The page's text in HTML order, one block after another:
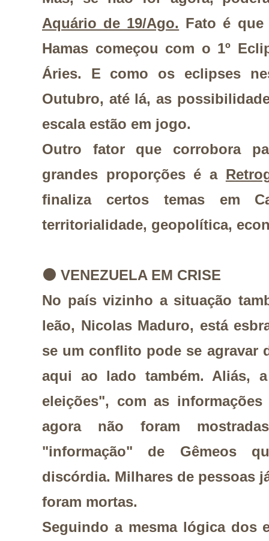
Aquário de 19/Ago. Fato é
Hamas começou com o 1º
Áries. E como os eclipses
Outubro, até lá, as
escala estão em jogo.
Outro fator que corrobora
grandes proporções é a
finaliza certos temas em
territorialidade, geopolítica,
⚫ VENEZUELA EM CRISE
No país vizinho a situação
leão, Nicolas Maduro, está
se um conflito pode se agravar
aqui ao lado também. Aliás,
eleições", com as
agora não foram
"informação" de Gêmeos
discórdia. Milhares de pessoas
foram mortas.
Seguindo a mesma lógica dos